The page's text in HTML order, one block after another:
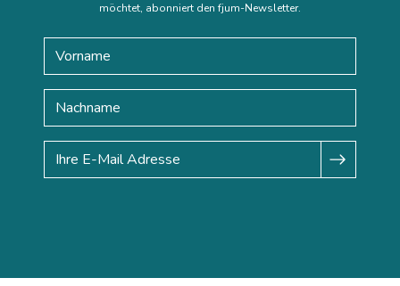
möchtet, abonniert den fjum-Newsletter.